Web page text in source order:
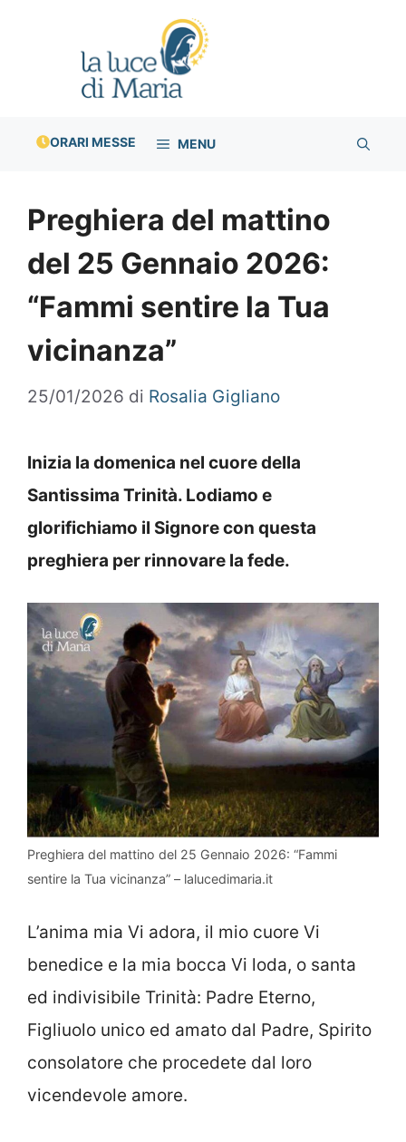
ORARI MESSE MENU
Preghiera del mattino
del 25 Gennaio 2026:
“Fammi sentire la Tua
vicinanza”
25/01/2026 di Rosalia Gigliano
Inizia la domenica nel cuore della
Santissima Trinità. Lodiamo e
glorifichiamo il Signore con questa
preghiera per rinnovare la fede.
Preghiera del mattino del 25 Gennaio 2026: “Fammi
sentire la Tua vicinanza” – lalucedimaria.it
L’anima mia Vi adora, il mio cuore Vi
benedice e la mia bocca Vi loda, o santa
ed indivisibile Trinità: Padre Eterno,
Figliuolo unico ed amato dal Padre, Spirito
consolatore che procedete dal loro
vicendevole amore.